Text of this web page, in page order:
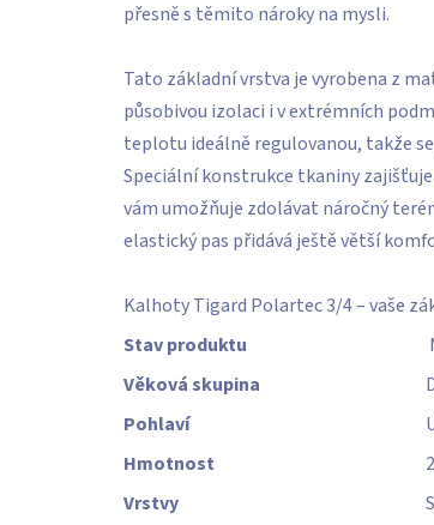
přesně s těmito nároky na mysli.
Tato základní vrstva je vyrobena z
působivou izolaci i v extrémních
teplotu ideálně regulovanou, takže
Speciální konstrukce tkaniny
vám umožňuje zdolávat náročný
elastický pas přidává ještě větší
Kalhoty Tigard Polartec 3/4 – vaše
Stav produktu
Věková skupina
Pohlaví
Hmotnost
Vrstvy